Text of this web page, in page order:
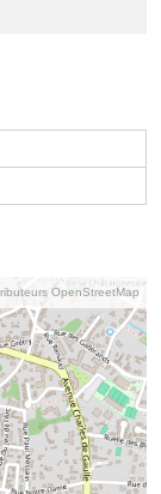
OpenStreetMap